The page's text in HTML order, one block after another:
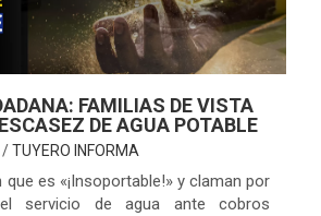
FAMILIAS DE VISTA
DE AGUA POTABLE
TUYERO INFORMA
es «¡Insoportable!» y claman por
servicio de agua ante cobros